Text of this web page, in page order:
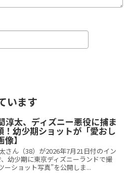
います
淳太、ディズニー悪役に捕ま
！幼少期ショットが「愛おし
像】
さん（38）が2026年7月21日付のイン
幼少期に東京ディズニーランドで撮
ーショット写真”を公開しま...